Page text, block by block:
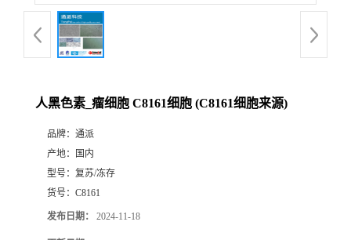
人黑色素_瘤细胞 C8161细胞 (C8161细胞来源)
品牌： 通派
产地：
国内
型号： 复苏/冻存
货号： C8161
发布日期： 2024-11-18